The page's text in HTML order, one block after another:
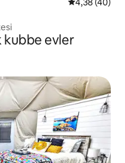
kubbe evler
arasında